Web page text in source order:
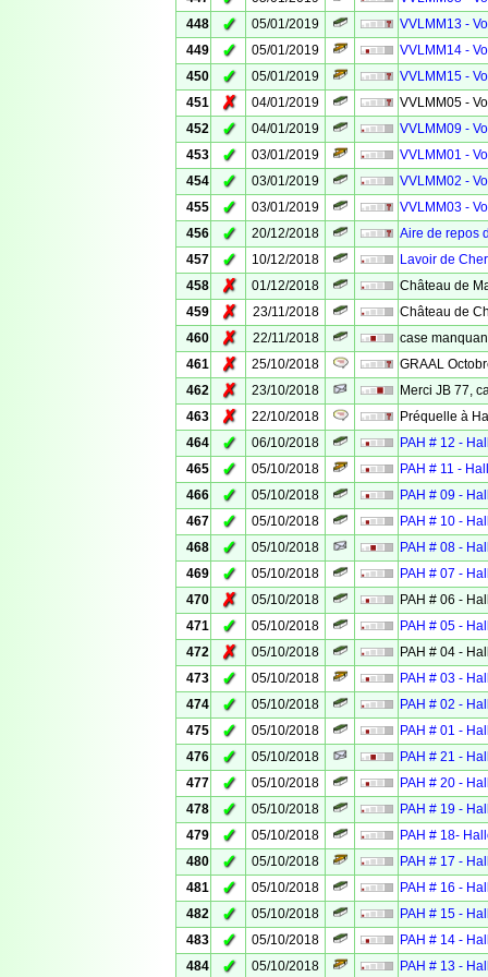
448
✓ 05/01/2019
VVLMM13 -
449
✓ 05/01/2019
VVLMM14 -
450
✓ 05/01/2019
VVLMM15 -
451
✗ 04/01/2019
VVLMM05 -
452
✓ 04/01/2019
VVLMM09 -
453
✓ 03/01/2019
VVLMM01 -
454
✓ 03/01/2019
VVLMM02 -
455
✓ 03/01/2019
VVLMM03 -
456
✓ 20/12/2018
Aire de repos
457
✓ 10/12/2018
Lavoir de
458
✗ 01/12/2018
Château de
459
✗ 23/11/2018
Château de
460
✗ 22/11/2018
case
461
✗ 25/10/2018
GRAAL
462
✗ 23/10/2018
Merci JB 77,
463
✗ 22/10/2018
Préquelle à
464
✓ 06/10/2018
PAH # 12 -
465
✓ 05/10/2018
PAH # 11 -
466
✓ 05/10/2018
PAH # 09 -
467
✓ 05/10/2018
PAH # 10 -
468
✓ 05/10/2018
PAH # 08 -
469
✓ 05/10/2018
PAH # 07 -
470
✗ 05/10/2018
PAH # 06 -
471
✓ 05/10/2018
PAH # 05 -
472
✗ 05/10/2018
PAH # 04 -
473
✓ 05/10/2018
PAH # 03 -
474
✓ 05/10/2018
PAH # 02 -
475
✓ 05/10/2018
PAH # 01 -
476
✓ 05/10/2018
PAH # 21 -
477
✓ 05/10/2018
PAH # 20 -
478
✓ 05/10/2018
PAH # 19 -
479
✓ 05/10/2018
PAH # 18-
480
✓ 05/10/2018
PAH # 17 -
481
✓ 05/10/2018
PAH # 16 -
482
✓ 05/10/2018
PAH # 15 -
483
✓ 05/10/2018
PAH # 14 -
484
✓ 05/10/2018
PAH # 13 -